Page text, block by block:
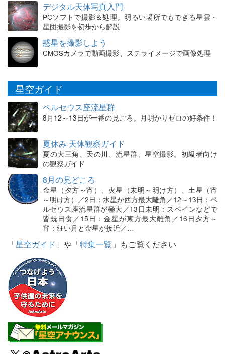
デジタル天体写真入門
PCソフトで撮影＆処理。明るい場所でもできる星雲・
星団撮影を初歩から解説
惑星を撮影しよう
CMOSカメラで動画撮影、ステライメージで画像処理
星空ガイド
ペルセウス座流星群
8月12～13日が一番の見ごろ。月明かりゼロの好条件！
夏休み 天体観察ガイド
夏の大三角、天の川、流星群、星空撮影。初級者向け
の観察ガイド
8月の見どころ
金星（夕方～宵）、火星（未明～明け方）、土星（宵
～明け方）／2日：水星が西方最大離角／12～13日：ペ
ルセウス座流星群が極大／13日未明：スペインなどで
皆既日食／15日：金星が東方最大離角／16日夕方～
宵：細い月と金星が接近／…
「星空ガイド 」や「特集一覧 」もご覧ください